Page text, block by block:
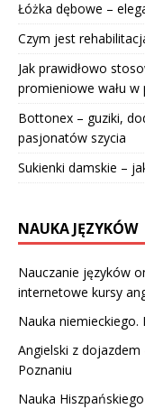
Łóżka dębowe –
Czym jest
Jak prawidłowo
promieniowe wału w
Bottonex – guziki,
pasjonatów szycia
Sukienki damskie –
NAUKA JĘZYKÓW
Nauczanie języków
internetowe kursy
Nauka niemieckiego.
Angielski z
Poznaniu
Nauka